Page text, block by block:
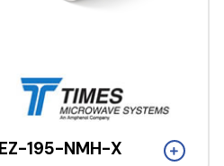
EZ-195-NMH-X